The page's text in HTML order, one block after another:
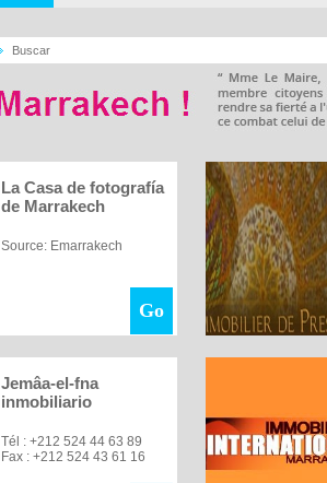
T�CNICAS
Salud y atenci�n
Internet y telefon�a
Transporte
Buscar
La Casa de fotografía
de Marrakech
Source: Emarrakech
Go
Jemâa-el-fna
inmobiliario
Tél : +212 524 44 63 89
Fax : +212 524 43 61 16